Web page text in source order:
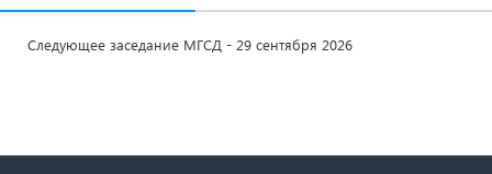
Следующее заседание МГСД - 29 сентября 2026